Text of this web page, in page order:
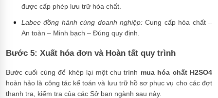
được cấp phép lưu trữ hóa chất.
Labee đồng hành cùng doanh nghiệp: Cung cấp hóa chất –
An toàn – Minh bạch – Đúng quy định.
Bước 5: Xuất hóa đơn và Hoàn tất quy trình
Bước cuối cùng để khép lại một chu trình mua hóa chất H2SO4
hoàn hảo là công tác kế toán và lưu trữ hồ sơ phục vụ cho các đợt
thanh tra, kiểm tra của các Sở ban ngành sau này.